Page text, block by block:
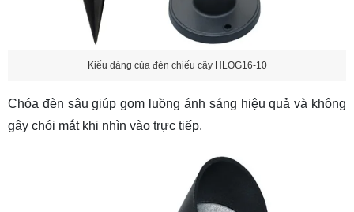
Kiểu dáng của đèn chiếu cây HLOG16-10
Chóa đèn sâu giúp gom luồng ánh sáng hiệu quả và không
gây chói mắt khi nhìn vào trực tiếp.